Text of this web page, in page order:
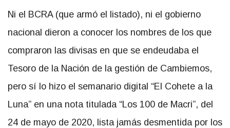
Ni el BCRA (que armó el listado), ni el gobierno
nacional dieron a conocer los nombres de los que
compraron las divisas en que se endeudaba el
Tesoro de la Nación de la gestión de Cambiemos,
pero sí lo hizo el semanario digital “El Cohete a la
Luna” en una nota titulada “Los 100 de Macri”, del
24 de mayo de 2020, lista jamás desmentida por los